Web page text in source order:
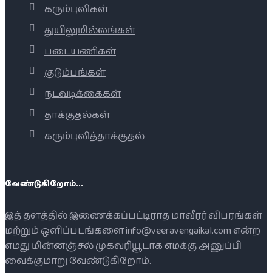
கரும்புலிகள்
துயிலுமில்லங்கள்
படையணிகள்
குடும்பங்கள்
நடவடிக்கைகள்
தாக்குதல்கள்
கரும்புலித்தாக்குதல்
வேண்டுகிறோம்...
இத் தளத்தில் இணைக்கப்பட்டிராத மாவீரர் விபரங்கள்
மற்றும் ஒளிப்படங்களை info@veeravengaikal.com என்ற
எமது மின்னஞ்சல் முகவரியூடாக எமக்கு அனுப்பி
வைக்குமாறு வேண்டுகிறோம்.